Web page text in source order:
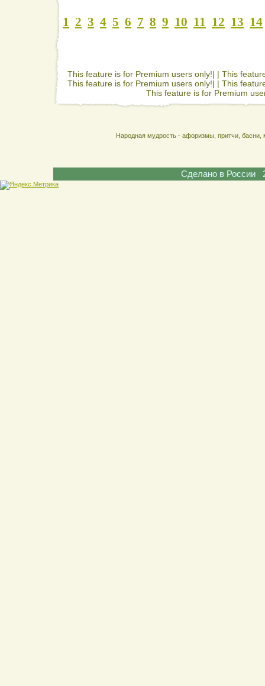
1 2 3 4 5 6 7 8 9 10 11 12 13 14
This feature is for Premium users only!| | This
This feature is for Premium users only!| | This
This feature is for Premium
Народная мудрость - афоризмы, притчи,
Сделано в России